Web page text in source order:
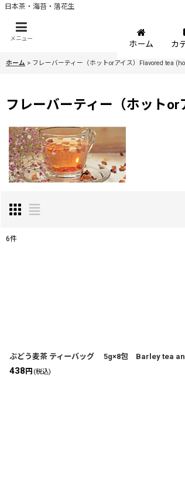
日本茶・海苔・落花生
メニュー
ホーム カ
ホーム > フレーバーティー（ホットorアイス）Flavored tea
フレーバーティー（ホット
6件
ぶどう麦茶 ティーバッグ 5g×8包 Barley tea
438円 (税込)